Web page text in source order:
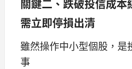
需立即停損出清
雖然操作中小型個股，是
事